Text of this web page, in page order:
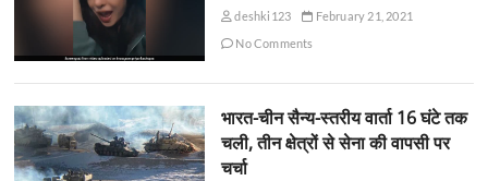
deshki123
February 21, 2021
No Comments
भारत-चीन सैन्य-स्तरीय वार्ता 16 घंटे तक
चली, तीन क्षेत्रों से सेना की वापसी पर
चर्चा